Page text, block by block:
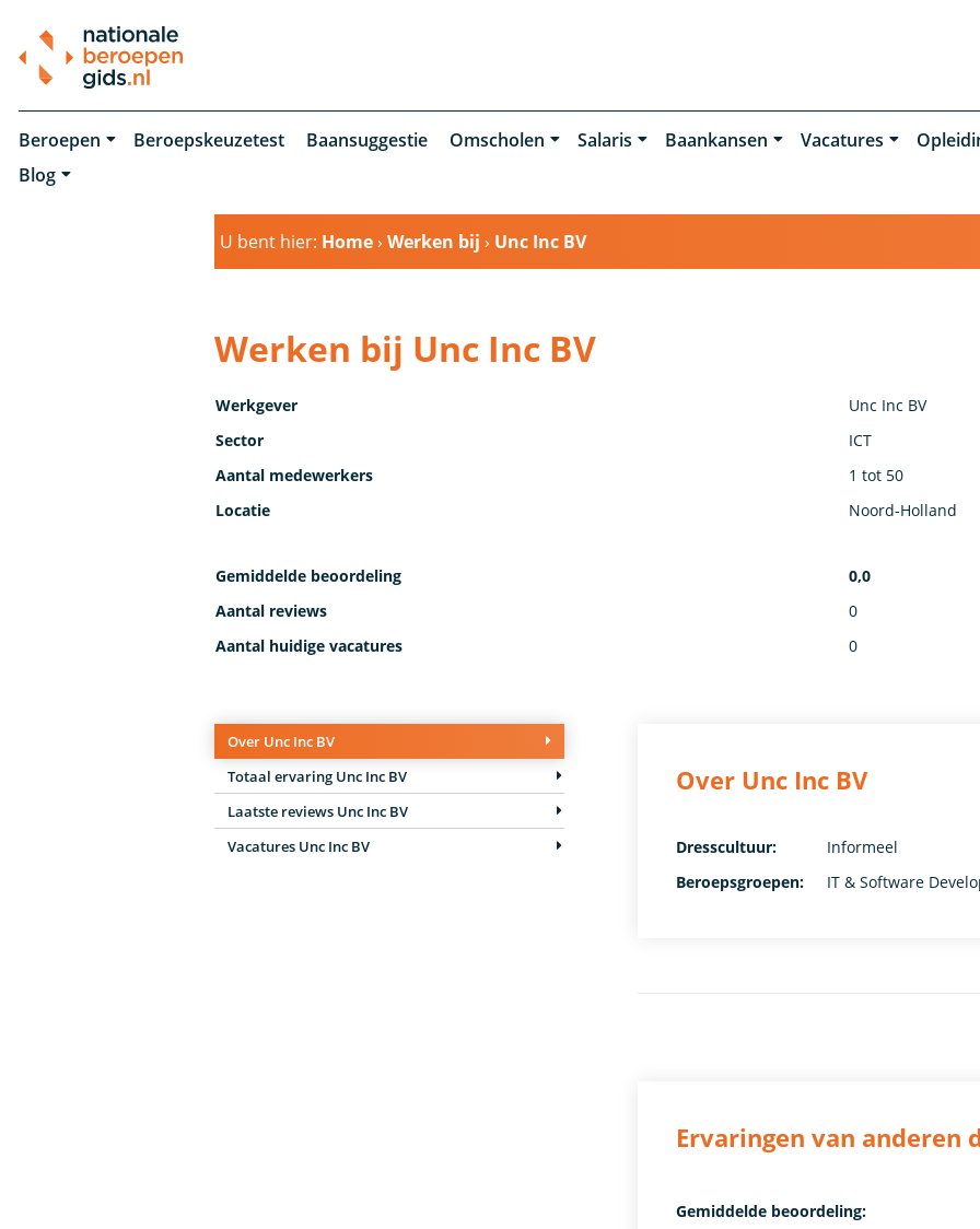
Beroepen Beroepskeuzetest Baansuggestie Omscholen Salaris Baankansen Vacatures
Blog
U bent hier: Home›Werken bij › Unc Inc BV
Werken bij Unc Inc BV
Werkgever
Unc Inc BV
Sector
ICT
Aantal medewerkers
1 tot 50
Locatie
Noord-Holland
Gemiddelde beoordeling
0,0
Aantal reviews
0
Aantal huidige vacatures
0
Over Unc Inc BV
Totaal ervaring Unc Inc BV
Laatste reviews Unc Inc BV
Vacatures Unc Inc BV
Over Unc Inc BV
Dresscultuur:
Informeel
Beroepsgroepen:
IT & Software
Ervaringen van anderen
Gemiddelde beoordeling: